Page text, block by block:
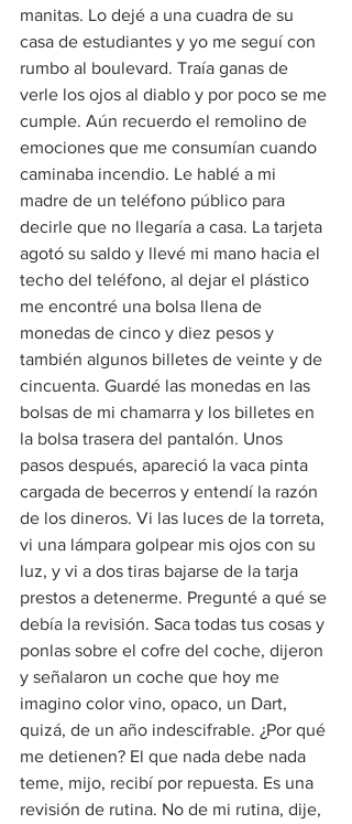
manitas. Lo dejé a una cuadra de su
casa de estudiantes y yo me seguí con
rumbo al boulevard. Traía ganas de
verle los ojos al diablo y por poco se me
cumple. Aún recuerdo el remolino de
emociones que me consumían cuando
caminaba incendio. Le hablé a mi
madre de un teléfono público para
decirle que no llegaría a casa. La tarjeta
agotó su saldo y llevé mi mano hacia el
techo del teléfono, al dejar el plástico
me encontré una bolsa llena de
monedas de cinco y diez pesos y
también algunos billetes de veinte y de
cincuenta. Guardé las monedas en las
bolsas de mi chamarra y los billetes en
la bolsa trasera del pantalón. Unos
pasos después, apareció la vaca pinta
cargada de becerros y entendí la razón
de los dineros. Vi las luces de la torreta,
vi una lámpara golpear mis ojos con su
luz, y vi a dos tiras bajarse de la tarja
prestos a detenerme. Pregunté a qué se
debía la revisión. Saca todas tus cosas y
ponlas sobre el cofre del coche, dijeron
y señalaron un coche que hoy me
imagino color vino, opaco, un Dart,
quizá, de un año indescifrable. ¿Por qué
me detienen? El que nada debe nada
teme, mijo, recibí por repuesta. Es una
revisión de rutina. No de mi rutina, dije,